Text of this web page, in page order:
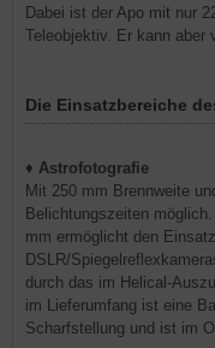
Dabei ist der Apo mit nur
Teleobjektiv. Er kann aber
Die Einsatzbereiche
♦ Astrofotografie
Mit 250 mm Brennweite
Belichtungszeiten
mm ermöglicht den
DSLR/
durch das im Helical-
im Lieferumfang ist eine
Scharfstellung und ist im